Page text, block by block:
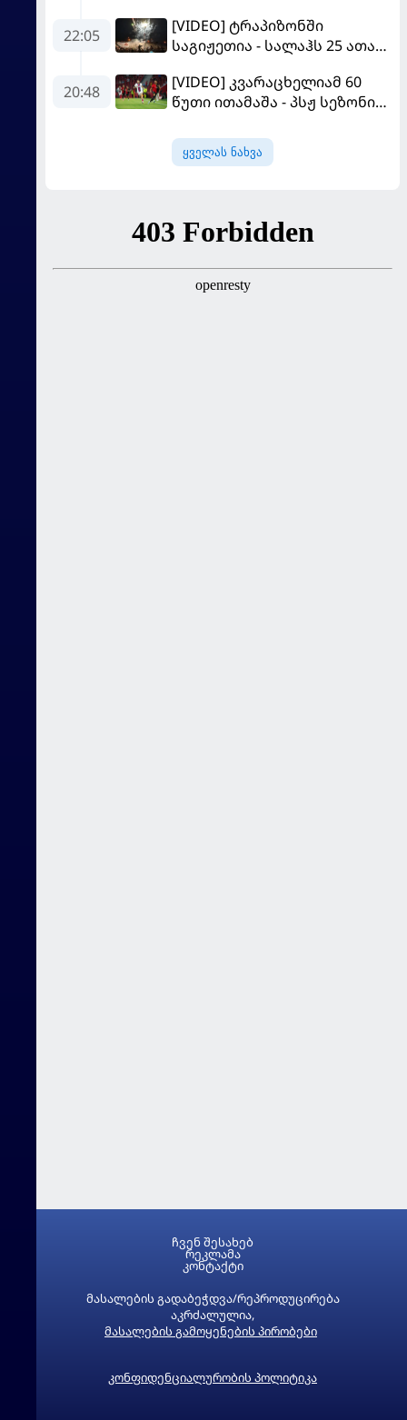
22:05
[VIDEO] ტრაპიზონში
საგიჟეთია - სალაჰს 25 ათასი
20:48
[VIDEO] კვარაცხელიამ 60
წუთი ითამაშა - პსჟ სეზონის
"მალიორკასთან"
დამარცხდა
ყველას ნახვა
მასალების გადაბეჭდვა/რეპროდუცირება
აკრძალულია,
მასალების გამოყენების პირობები
კონფიდენციალურობის პოლიტიკა
ჩვენ შესახებ
რეკლამა
კონტაქტი